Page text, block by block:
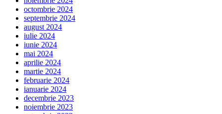
octombrie 2024
septembrie 2024
august 2024
iulie 2024
iunie 2024
mai 2024
aprilie 2024
martie 2024
februarie 2024
ianuarie 2024
decembrie 2023
noiembrie 2023